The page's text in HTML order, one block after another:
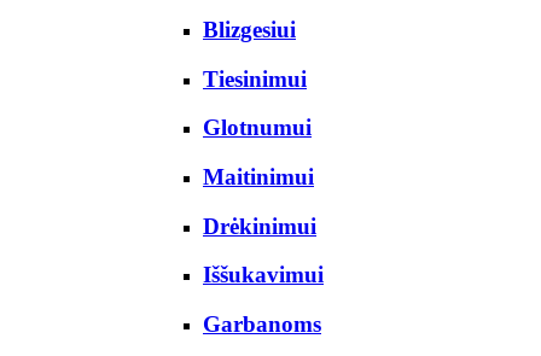
Blizgesiui
Tiesinimui
Glotnumui
Maitinimui
Drėkinimui
Iššukavimui
Garbanoms